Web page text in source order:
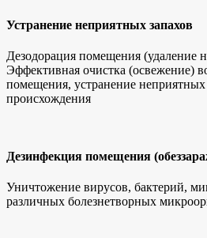
Устранение неприятных запахов
Дезодорация помещения (удаление
Эффективная очистка (освежение)
помещения, устранение
происхождения
Дезинфекция помещения
Уничтожение вирусов, бактерий,
различных болезнетворных